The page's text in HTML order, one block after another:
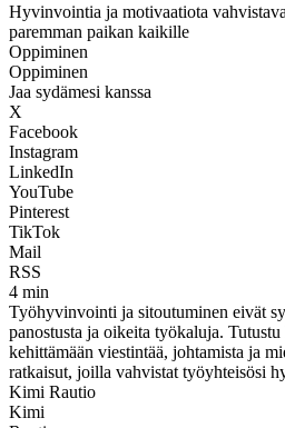
Hyvinvointia ja motivaatiota
paremman paikan kaikille
Oppiminen
Oppiminen
Jaa sydämesi kanssa
X
Facebook
Instagram
LinkedIn
YouTube
Pinterest
TikTok
Mail
RSS
4 min
Työhyvinvointi ja sitoutuminen eivät
panostusta ja oikeita työkaluja.
kehittämään viestintää, johtamista ja
ratkaisut, joilla vahvistat työyhteisösi
Kimi Rautio
Kimi